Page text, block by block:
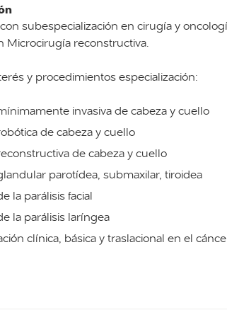
PORCUNA
subespecialización en cirugía y
Microcirugía reconstructiva.
y procedimientos especialización:
invasiva de cabeza y cuello
de cabeza y cuello
de cabeza y cuello
parotídea, submaxilar, tiroidea
la parálisis facial
la parálisis laríngea
clínica, básica y traslacional en el